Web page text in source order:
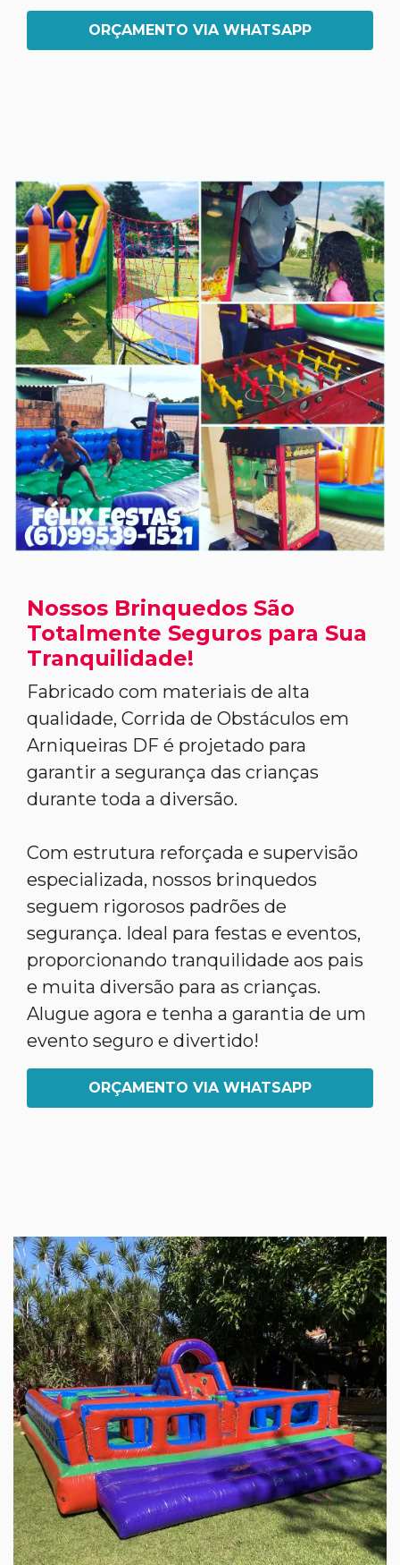
ORÇAMENTO VIA WHATSAPP
Nossos Brinquedos São
Totalmente Seguros para Sua
Tranquilidade!
Fabricado com materiais de alta
qualidade, Corrida de Obstáculos em
Arniqueiras DF é projetado para
garantir a segurança das crianças
durante toda a diversão.
Com estrutura reforçada e supervisão
especializada, nossos brinquedos
seguem rigorosos padrões de
segurança. Ideal para festas e eventos,
proporcionando tranquilidade aos pais
e muita diversão para as crianças.
Alugue agora e tenha a garantia de um
evento seguro e divertido!
ORÇAMENTO VIA WHATSAPP